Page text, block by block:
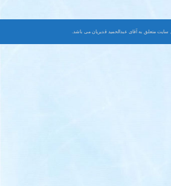
سایت متعلق به آقای عبدالحمید قدیریان می باشد.